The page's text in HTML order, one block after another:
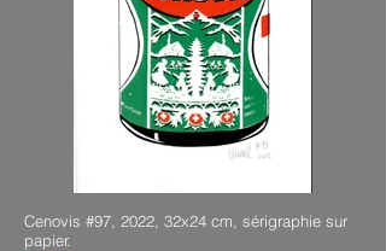
Cenovis #97, 2022, 32x24 cm, sérigraphie sur
papier.